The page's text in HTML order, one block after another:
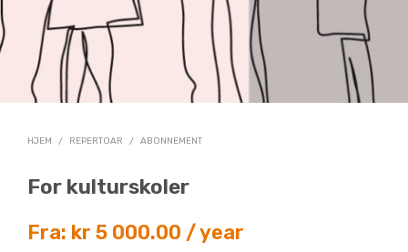
HJEM / REPERTOAR / ABONNEMENT
For kulturskoler
Fra: kr 5 000.00 / year